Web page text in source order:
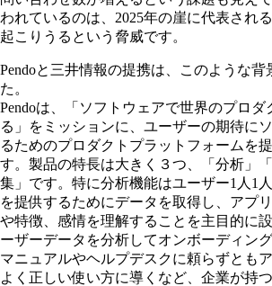
われているのは、2025年の崖に代表され
起こりうるという脅威です。
Pendoと三井情報の提携は、このような背
た。
Pendoは、「ソフトウェアで世界のプロダ
る」をミッションに、ユーザーの期待に
るためのプロダクトプラットフォームを
す。製品の特長は大きく３つ、「分析」
集」です。特に分析機能はユーザー1人1
を提供するためにデータを取得し、アプ
や特徴、感情を理解することを主目的に
ーザーデータを分析してオンボーディン
マニュアルやヘルプデスクに頼らずとも
よく正しい使い方に導くなど、企業が持